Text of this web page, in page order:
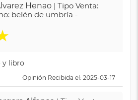
Henao | Tipo Venta:
belén de umbría -
y libro
Opinión Recibida el: 2025-03-17